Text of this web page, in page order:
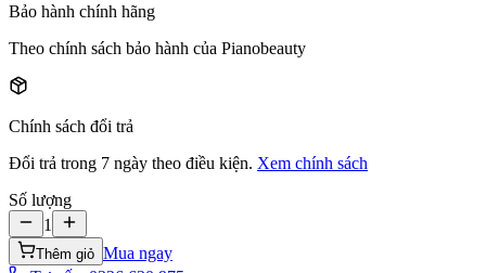
Bảo hành chính hãng
Theo chính sách bảo hành của Pianobeauty
Chính sách đổi trả
Đổi trả trong 7 ngày theo điều kiện. Xem chính sách
Số lượng
1
Thêm giỏ Mua ngay